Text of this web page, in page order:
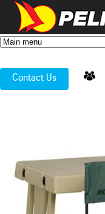
Contact Us